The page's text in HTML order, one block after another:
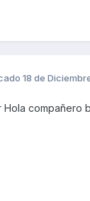
18 de
Hola compañero